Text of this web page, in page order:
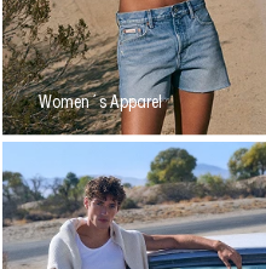
Women´s Apparel